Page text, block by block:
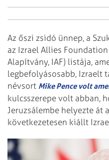
Az őszi zsidó ünnep, a
az Izrael Allies
Alapítvány, IAF) listája,
legbefolyásosabb, Izraelt
névsort Mike Pence volt
kulcsszerepe volt abban,
Jeruzsálembe helyezte át
következetesen kiállt